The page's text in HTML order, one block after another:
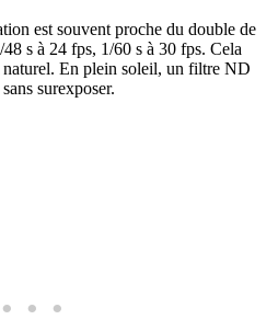
est souvent proche du double de
s à 24 fps, 1/60 s à 30 fps. Cela
En plein soleil, un filtre ND
surexposer.